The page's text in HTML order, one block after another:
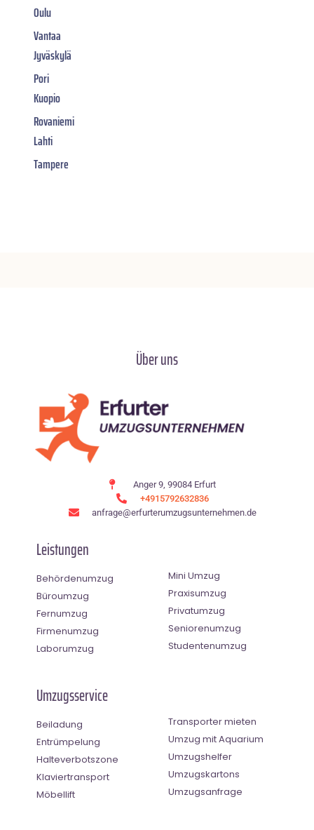
Oulu
Vantaa
Jyväskylä
Pori
Kuopio
Rovaniemi
Lahti
Tampere
Über uns
Anger 9, 99084 Erfurt
+4915792632836
anfrage@erfurterumzugsunternehmen.de
Leistungen
Behördenumzug
Büroumzug
Fernumzug
Firmenumzug
Laborumzug
Mini Umzug
Praxisumzug
Privatumzug
Seniorenumzug
Studentenumzug
Umzugsservice
Beiladung
Entrümpelung
Halteverbotszone
Klaviertransport
Möbellift
Transporter mieten
Umzug mit Aquarium
Umzugshelfer
Umzugskartons
Umzugsanfrage